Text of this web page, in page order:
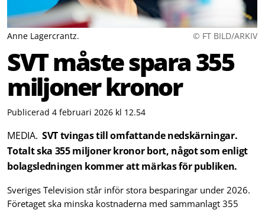
© FT BILD/ARKIV
Anne Lagercrantz.
SVT måste spara 355
miljoner kronor
Publicerad 4 februari 2026 kl 12.54
MEDIA. SVT tvingas till omfattande nedskärningar.
Totalt ska 355 miljoner kronor bort, något som enligt
bolagsledningen kommer att märkas för publiken.
Sveriges Television står inför stora besparingar under 2026.
Företaget ska minska kostnaderna med sammanlagt 355